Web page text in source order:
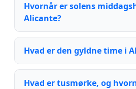
Hvornår er solens
Alicante?
Hvad er den gyldne time i
Hvad er tusmørke, og